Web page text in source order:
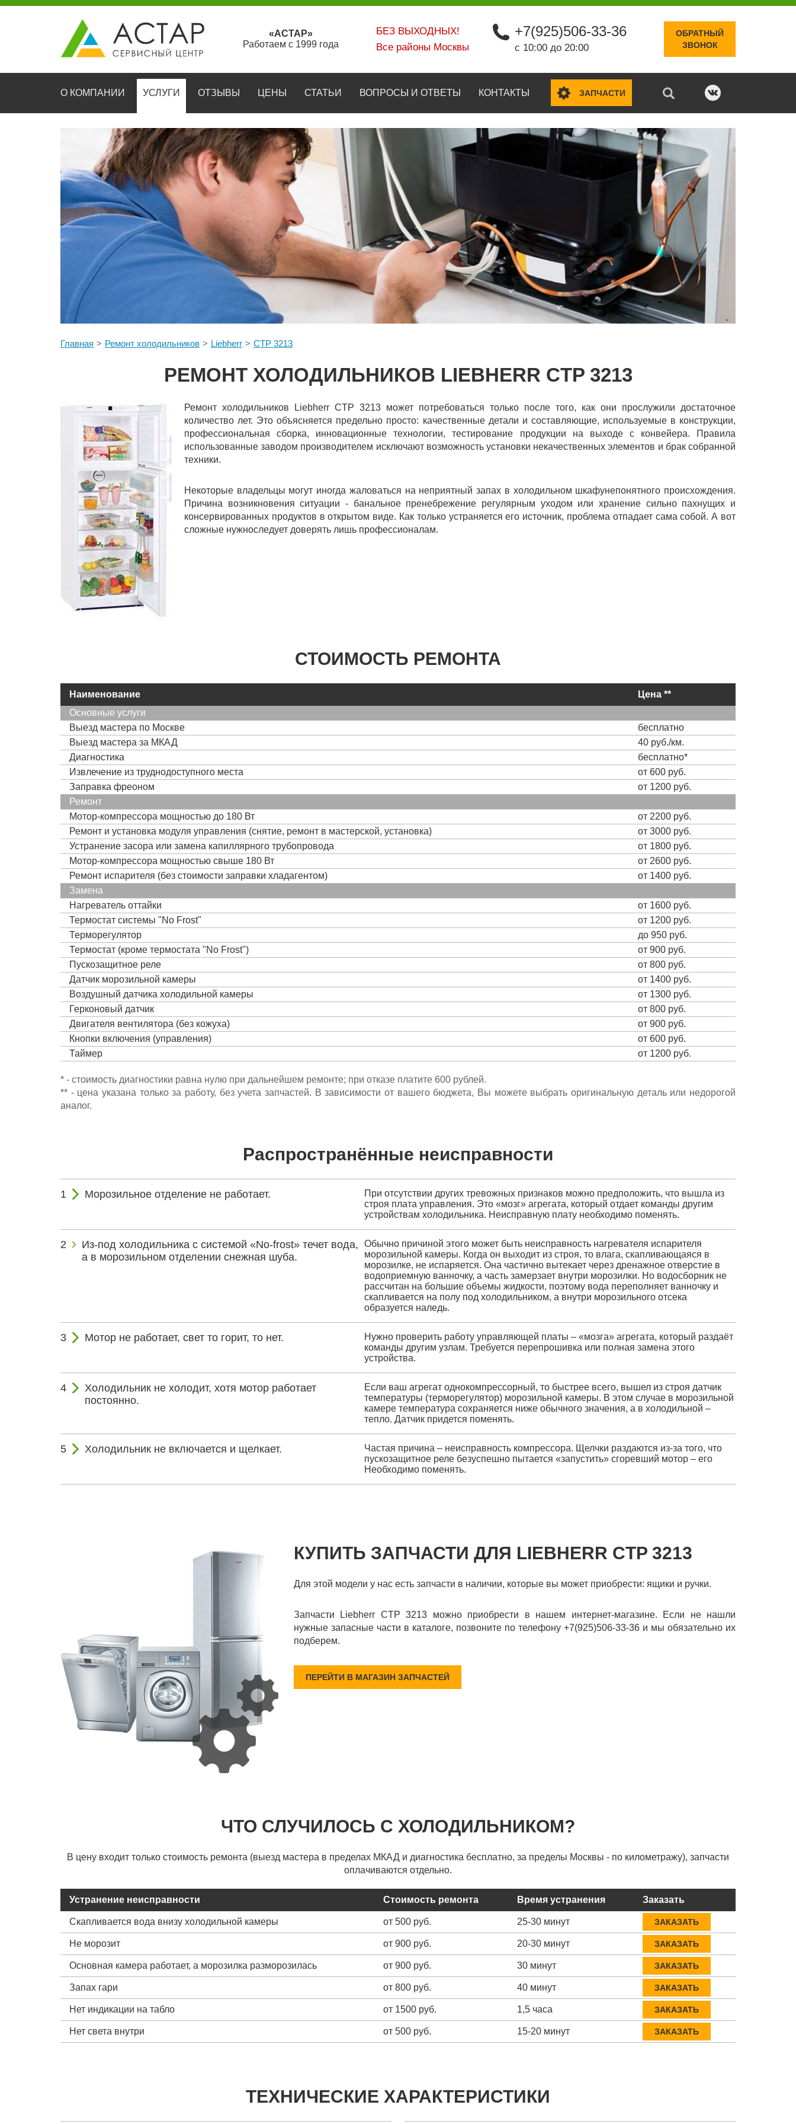
«АСТАР»
Работаем с 1999 года
БЕЗ ВЫХОДНЫХ!
Все районы Москвы
+7(925)506-33-36
с 10:00 до 20:00
ОБРАТНЫЙ
ЗВОНОК
О КОМПАНИИ УСЛУГИ ОТЗЫВЫ ЦЕНЫ СТАТЬИ ВОПРОСЫ И ОТВЕТЫ КОНТАКТЫ ЗАПЧАСТИ
Главная Ремонт холодильников Liebherr CTP 3213
РЕМОНТ ХОЛОДИЛЬНИКОВ LIEBHERR CTP 3213
Ремонт холодильников Liebherr CTP 3213 может потребоваться только после того, как они прослужили достаточное
количество лет. Это объясняется предельно просто: качественные детали и составляющие, используемые в конструкции,
профессиональная сборка, инновационные технологии, тестирование продукции на выходе с конвейера. Правила
использованные заводом производителем исключают возможность установки некачественных элементов и брак собранной
техники.
Некоторые владельцы могут иногда жаловаться на неприятный запах в холодильном шкафунепонятного происхождения.
Причина возникновения ситуации - банальное пренебрежение регулярным уходом или хранение сильно пахнущих и
консервированных продуктов в открытом виде. Как только устраняется его источник, проблема отпадает сама собой. А вот
сложные нужноследует доверять лишь профессионалам.
СТОИМОСТЬ РЕМОНТА
Наименование
Цена **
Основные услуги
Выезд мастера по Москве
бесплатно
Выезд мастера за МКАД
40 руб./км.
Диагностика
бесплатно*
Извлечение из труднодоступного места
от 600 руб.
Заправка фреоном
от 1200 руб.
Ремонт
Мотор-компрессора мощностью до 180 Вт
от 2200 руб.
Ремонт и установка модуля управления (снятие, ремонт в мастерской, установка)
от 3000 руб.
Устранение засора или замена капиллярного трубопровода
от 1800 руб.
Мотор-компрессора мощностью свыше 180 Вт
от 2600 руб.
Ремонт испарителя (без стоимости заправки хладагентом)
от 1400 руб.
Замена
Нагреватель оттайки
от 1600 руб.
Термостат системы "No Frost"
от 1200 руб.
Терморегулятор
до 950 руб.
Термостат (кроме термостата "No Frost")
от 900 руб.
Пускозащитное реле
от 800 руб.
Датчик морозильной камеры
от 1400 руб.
Воздушный датчика холодильной камеры
от 1300 руб.
Герконовый датчик
от 800 руб.
Двигателя вентилятора (без кожуха)
от 900 руб.
Кнопки включения (управления)
от 600 руб.
Таймер
от 1200 руб.
* - стоимость диагностики равна нулю при дальнейшем ремонте; при отказе платите 600 рублей.
** - цена указана только за работу, без учета запчастей. В зависимости от вашего бюджета, Вы можете выбрать оригинальную деталь или недорогой
аналог.
Распространённые неисправности
Морозильное отделение не работает.
При отсутствии других тревожных признаков можно предположить, что вышла из
строя плата управления. Это «мозг» агрегата, который отдает команды другим
устройствам холодильника. Неисправную плату необходимо поменять.
Из-под холодильника с системой «No-frost» течет вода,
а в морозильном отделении снежная шуба.
Обычно причиной этого может быть неисправность нагревателя испарителя
морозильной камеры. Когда он выходит из строя, то влага, скапливающаяся в
морозилке, не испаряется. Она частично вытекает через дренажное отверстие в
водоприемную ванночку, а часть замерзает внутри морозилки. Но водосборник не
рассчитан на большие объемы жидкости, поэтому вода переполняет ванночку и
скапливается на полу под холодильником, а внутри морозильного отсека
образуется наледь.
Мотор не работает, свет то горит, то нет.
Нужно проверить работу управляющей платы – «мозга» агрегата, который раздаёт
команды другим узлам. Требуется перепрошивка или полная замена этого
устройства.
Холодильник не холодит, хотя мотор работает
постоянно.
Если ваш агрегат однокомпрессорный, то быстрее всего, вышел из строя датчик
температуры (терморегулятор) морозильной камеры. В этом случае в морозильной
камере температура сохраняется ниже обычного значения, а в холодильной –
тепло. Датчик придется поменять.
Холодильник не включается и щелкает.
Частая причина – неисправность компрессора. Щелчки раздаются из-за того, что
пускозащитное реле безуспешно пытается «запустить» сгоревший мотор – его
Необходимо поменять.
КУПИТЬ ЗАПЧАСТИ ДЛЯ LIEBHERR CTP 3213
Для этой модели у нас есть запчасти в наличии, которые вы может приобрести: ящики и ручки.
Запчасти Liebherr CTP 3213 можно приобрести в нашем интернет-магазине. Если не нашли
нужные запасные части в каталоге, позвоните по телефону +7(925)506-33-36 и мы обязательно их
подберем.
ПЕРЕЙТИ В МАГАЗИН ЗАПЧАСТЕЙ
ЧТО СЛУЧИЛОСЬ С ХОЛОДИЛЬНИКОМ?
В цену входит только стоимость ремонта (выезд мастера в пределах МКАД и диагностика бесплатно, за пределы Москвы - по километражу), запчасти
оплачиваются отдельно.
Устранение неисправности Стоимость ремонта Время устранения Заказать
Скапливается вода внизу холодильной камеры от 500 руб. 25-30 минут ЗАКАЗАТЬ
Не морозит от 900 руб. 20-30 минут ЗАКАЗАТЬ
Основная камера работает, а морозилка разморозилась от 900 руб. 30 минут ЗАКАЗАТЬ
Запах гари от 800 руб. 40 минут ЗАКАЗАТЬ
Нет индикации на табло от 1500 руб. 1,5 часа ЗАКАЗАТЬ
Нет света внутри от 500 руб. 15-20 минут ЗАКАЗАТЬ
ТЕХНИЧЕСКИЕ ХАРАКТЕРИСТИКИ